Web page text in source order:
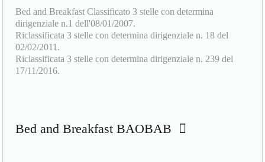
Bed and Breakfast Classificato 3 stelle con determina
dirigenziale n.1 dell'08/01/2007.
Riclassificata 3 stelle con determina dirigenziale n. 18 del
02/02/2011.
Riclassificata 3 stelle con determina dirigenziale n. 239 del
17/11/2016.
Bed and Breakfast BAOBAB